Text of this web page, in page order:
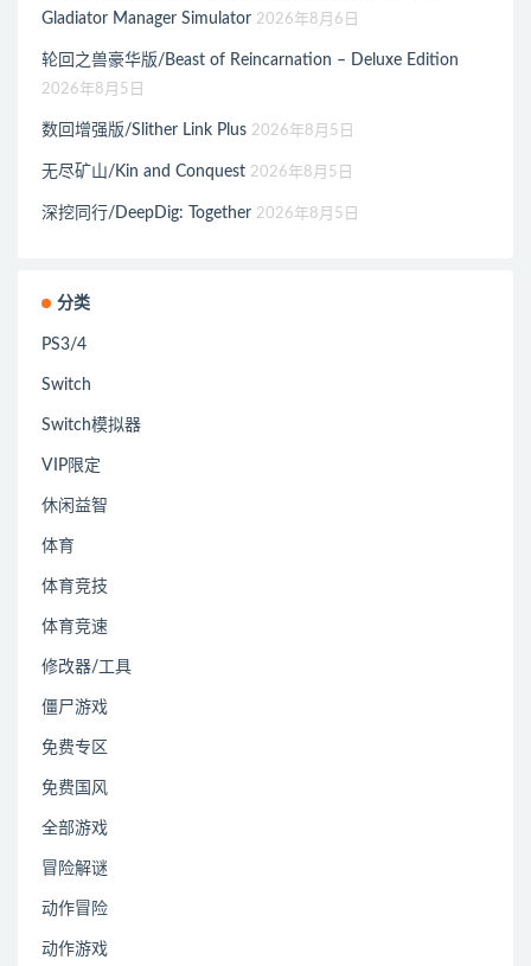
Gladiator Manager Simulator 2026年8月6日
轮回之兽豪华版/Beast of Reincarnation – Deluxe Edition
2026年8月5日
数回增强版/Slither Link Plus 2026年8月5日
无尽矿山/Kin and Conquest 2026年8月5日
深挖同行/DeepDig: Together 2026年8月5日
分类
PS3/4
Switch
Switch模拟器
VIP限定
休闲益智
体育
体育竞技
体育竞速
修改器/工具
僵尸游戏
免费专区
免费国风
全部游戏
冒险解谜
动作冒险
动作游戏